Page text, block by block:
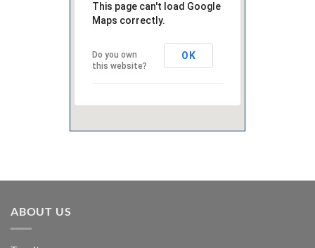
This page can't load Google
Maps correctly.
Do you own
this website?
OK
ABOUT US